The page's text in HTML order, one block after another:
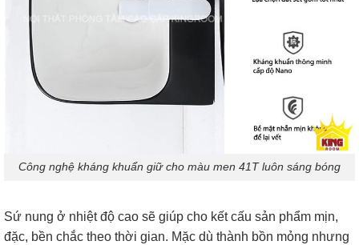
Công nghệ kháng khuẩn giữ cho màu men 41T luôn sáng bóng
Sứ nung ở nhiệt độ cao sẽ giúp cho kết cấu sản phẩm mịn,
đặc, bền chắc theo thời gian. Mặc dù thành bồn mỏng nhưng